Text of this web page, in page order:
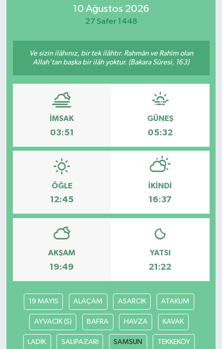
10 Ağustos 2026
27 Safer 1448
Ve sizin ilâhınız, bir tek ilâhtır. Rahmân ve Rahîm olan
Allah'tan başka bir ilâh yoktur. (Bakara Sûresi, 163)
İMSAK
03:51
GÜNEŞ
05:32
ÖĞLE
12:45
İKINDI
16:37
AKŞAM
19:49
YATSI
21:22
19 MAYIS ALAÇAM ASARCIK ATAKUM
AYVACIK (S) BAFRA HAVZA KAVAK
LADİK SALIPAZARI SAMSUN TEKKEKÖY
ÖZEL HABER
RESMİ İLANLAR
SAĞLIK
SİYASET
SPONSORLU YAZI
TEKNOLOJİ